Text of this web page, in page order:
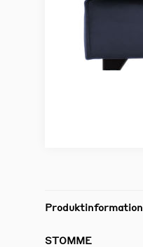
Produktinformation
STOMME